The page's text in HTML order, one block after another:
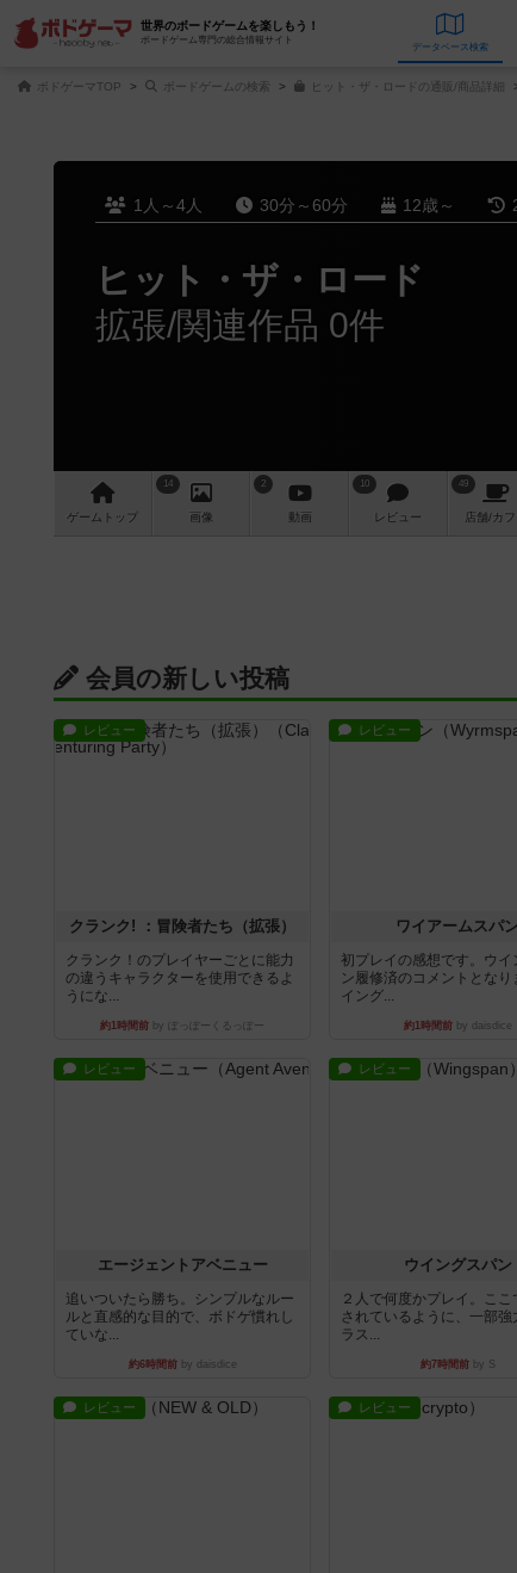
世界のボードゲームを楽しもう！
ボードゲーム専門の総合情報サイト
データベース
ボドゲーマTOP ボードゲームの検索 ヒット・ザ・ロードの通販/商品詳細
1人～4人 30分～60分 12歳～
ヒット・ザ・ロード
拡張/関連作品 0件
ゲーム トップ
14
画像
2
動画
10
レビュー
49
店舗/カフ
会員の新しい投稿
レビュー
クランク! ：冒険者たち（拡張）
クランク！のプレイヤーごとに能力
の違うキャラクターを使用できるよ
うにな...
約1時間前 by ぽっぽーくるっぽー
レビュー
ワイアームスパン
初プレイの感想です。ウイ
ン履修済のコメントとなり
イング...
約1時間前by daisdice
レビュー
エージェントアベニュー
追いついたら勝ち。シンプルなルー
ルと直感的な目的で、ボドゲ慣れし
ていな...
約6時間前by daisdice
レビュー
ウイングスパン
２人で何度かプレイ。ここ
されているように、一部強
ラス...
約7時間前by S
レビュー レビュー